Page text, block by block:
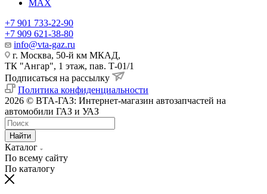
MAX
+7 901 733-22-90
+7 909 621-38-80
info@vta-gaz.ru
г. Москва, 50-й км МКАД,
ТК "Ангар", 1 этаж, пав. Т-01/1
Подписаться на рассылку
Политика конфиденциальности
2026 © ВТА-ГАЗ: Интернет-магазин автозапчастей на
автомобили ГАЗ и УАЗ
Найти
Каталог
По всему сайту
По каталогу